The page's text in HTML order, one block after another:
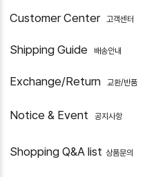
Customer Center 고객센터
Shipping Guide 배송안내
Exchange/Return 교환/반품
Notice & Event 공지사항
Shopping Q&A list 상품문의